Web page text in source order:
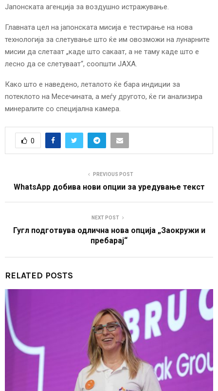
Јапонската агенција за воздушно истражување.
Главната цел на јапонската мисија е тестирање на нова
технологија за слетување што ќе им овозможи на лунарните
мисии да слетаат „каде што сакаат, а не таму каде што е
лесно да се слетуваат“, соопшти JAXA.
Како што е наведено, леталото ќе бара индиции за
потеклото на Месечината, а меѓу другото, ќе ги анализира
минералите со специјална камера.
0
PREVIOUS POST
WhatsApp добива нови опции за уредување текст
NEXT POST
Гугл подготвува одлична нова опција „Заокружи и
пребарај“
RELATED POSTS